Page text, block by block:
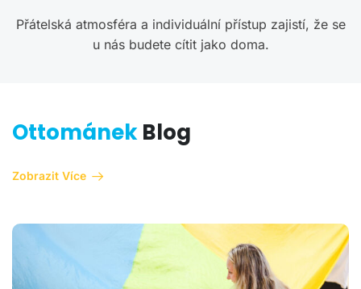
Přátelská atmosféra a individuální přístup zajistí, že se
u nás budete cítit jako doma.
Blog
Ottománek
Zobrazit Více